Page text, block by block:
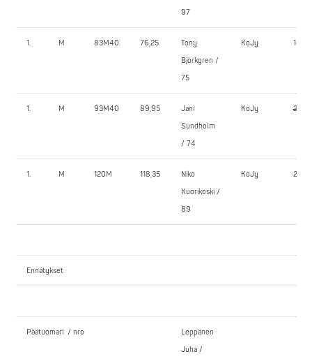
97
1. M 83M40 76,25
Tony
Björkgren /
75
KoJy 145,0
1. M 93M40 89,95
Jani
Sundholm
/ 74
KoJy 225,0
1. M 120M 118,35
Niko
Kuorikoski /
89
KoJy 250,0
Ennätykset
Päätuomari / nro
Leppänen
Juha /